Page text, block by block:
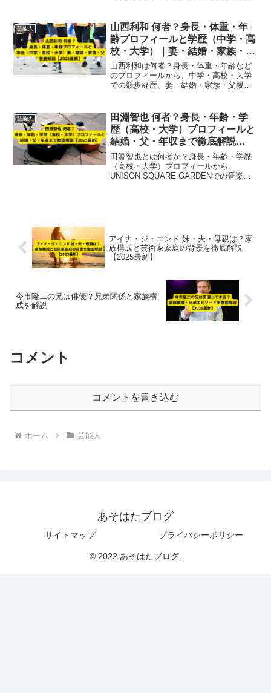
声もまとめました。脱落の真相と彼女の
今後の活動に迫る最新情報。
芸能人
山西利和 何者？身長・体重・年
齢プロフィールと学歴（中学・高
校・大学）｜妻・結婚・家族・父
まで徹底解説【2025最新】
山西利和は何者？身長・体重・年齢など
のプロフィールから、中学・高校・大学
での競歩経歴、妻・結婚・家族・父親ま
最新情報を紹介します。
芸能人
田淵智也 何者？身長・年齢・学
歴（高校・大学）プロフィールと
結婚・父・年収まで徹底解説
【2025最新】
田淵智也とは何者か？身長・年齢・学歴
（高校・大学）プロフィールから、
UNISON SQUARE GARDENでの音楽活
アイナ・ジ・エンド 妹・夫・母親は？家
族構成と芸術家家庭の背景を徹底解説
【2025最新】
今市隆二の兄は俳優？兄弟関係と家族構
成を解説
コメント
コメントを書き込む
ホーム 芸能人
あそはたブログ
サイトマップ プライバシーポリシー
© 2022 あそはたブログ.